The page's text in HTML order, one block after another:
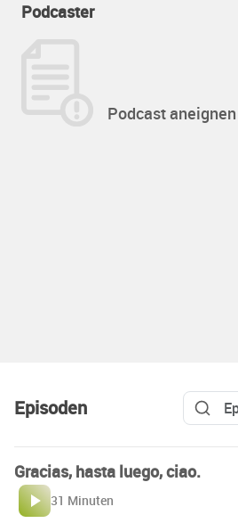
Podcaster
Podcast aneignen
Episoden
Gracias, hasta luego, ciao.
31 Minuten